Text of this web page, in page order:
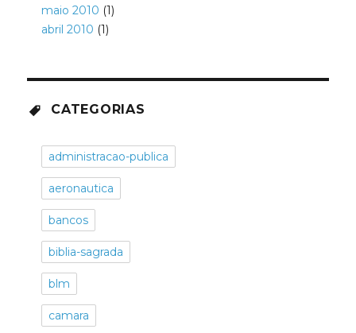
maio 2010 (1)
abril 2010 (1)
CATEGORIAS
administracao-publica
aeronautica
bancos
biblia-sagrada
blm
camara